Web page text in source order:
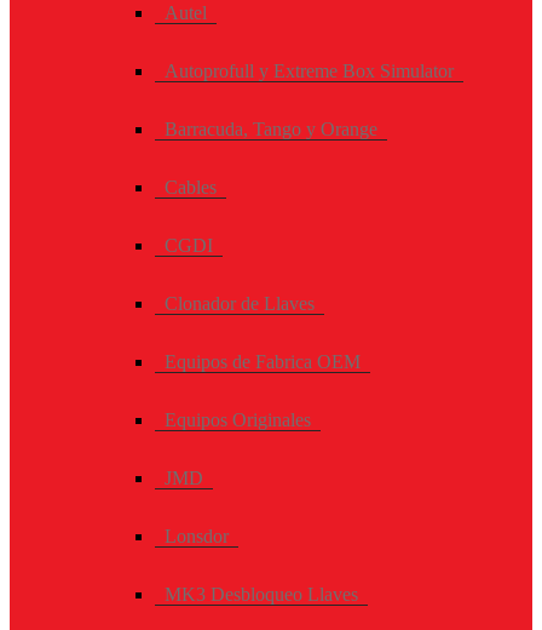
Autel
Autoprofull y Extreme Box Simulator
Barracuda, Tango y Orange
Cables
CGDI
Clonador de Llaves
Equipos de Fabrica OEM
Equipos Originales
JMD
Lonsdor
MK3 Desbloqueo Llaves